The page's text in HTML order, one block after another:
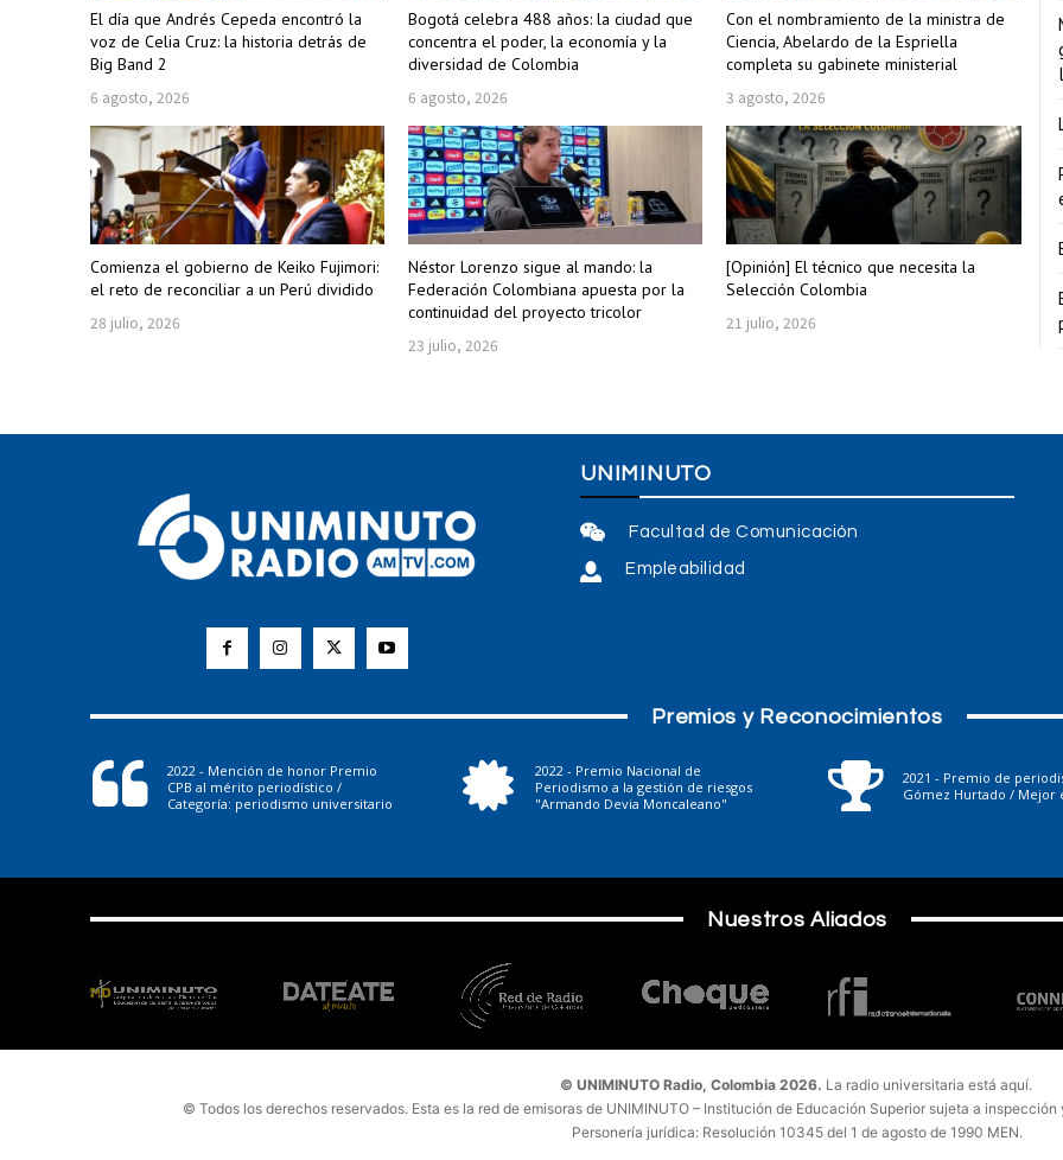
El día que Andrés Cepeda encontró la
voz de Celia Cruz: la historia detrás de
Big Band 2
6 agosto, 2026
Bogotá celebra 488 años: la ciudad que
concentra el poder, la economía y la
diversidad de Colombia
6 agosto, 2026
Con el nombramiento de la ministra de
Ciencia, Abelardo de la Espriella
completa su gabinete ministerial
3 agosto, 2026
Comienza el gobierno de Keiko Fujimori:
el reto de reconciliar a un Perú dividido
28 julio, 2026
Néstor Lorenzo sigue al mando: la
Federación Colombiana apuesta por la
continuidad del proyecto tricolor
23 julio, 2026
[Opinión] El técnico que necesita la
Selección Colombia
21 julio, 2026
UNIMINUTO
Facultad de Comunicación
Empleabilidad
Premios y Reconocimientos
2022 - Mención de honor Premio
CPB al mérito periodístico /
Categoría: periodismo universitario
2022 - Premio Nacional de
Periodismo a la gestión de riesgos
"Armando Devia Moncaleano"
2021 - Premio de
Gómez Hurtado / Mejor
Nuestros Aliados
© UNIMINUTO Radio, Colombia 2026. La radio universitaria está aquí.
© Todos los derechos reservados. Esta es la red de emisoras de UNIMINUTO – Institución de Educación Superior sujeta a
Personería jurídica: Resolución 10345 del 1 de agosto de 1990 MEN.